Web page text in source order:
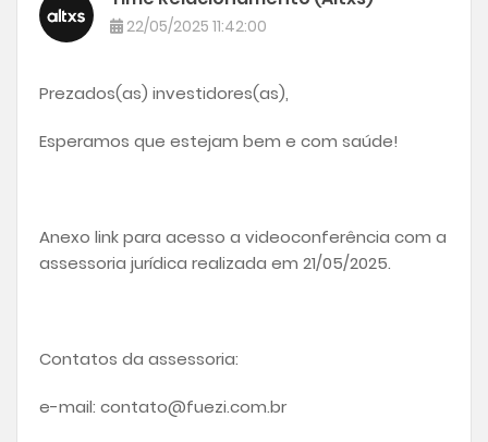
22/05/2025 11:42:00
Prezados(as) investidores(as),
Esperamos que estejam bem e com saúde!
Anexo link para acesso a videoconferência com a
assessoria jurídica realizada em 21/05/2025.
Contatos da assessoria:
e-mail: contato@fuezi.com.br